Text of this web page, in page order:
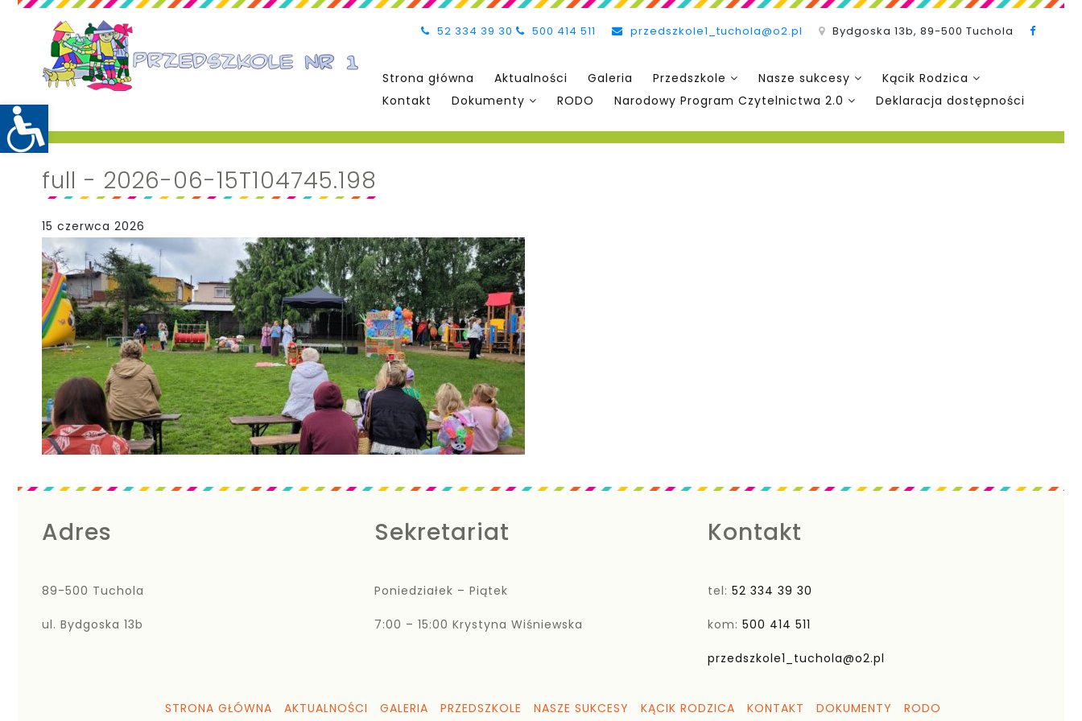
52 334 39 30 500 414 511 przedszkole1_tuchola@o2.pl Bydgoska 13b, 89-500 Tuchola
Strona główna Aktualności Galeria Przedszkole Nasze sukcesy
Kącik Rodzica
Kontakt
Dokumenty RODO Narodowy Program Czytelnictwa 2.0 Deklaracja dostępności
full - 2026-06-15T104745.198
15 czerwca 2026
Adres
89-500 Tuchola
ul. Bydgoska 13b
Sekretariat
Poniedziałek – Piątek
7:00 – 15:00 Krystyna Wiśniewska
Kontakt
tel: 52 334 39 30
kom: 500 414 511
przedszkole1_tuchola@o2.pl
STRONA GŁÓWNA AKTUALNOŚCI GALERIA PRZEDSZKOLE NASZE SUKCESY KĄCIK RODZICA KONTAKT DOKUMENTY RODO